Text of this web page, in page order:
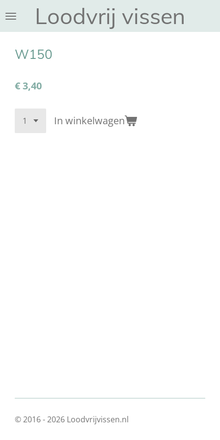
direct
naar
hoofdinhoud
Loodvrij vissen
W150
€ 3,40
In winkelwagen
© 2016 - 2026 Loodvrijvissen.nl